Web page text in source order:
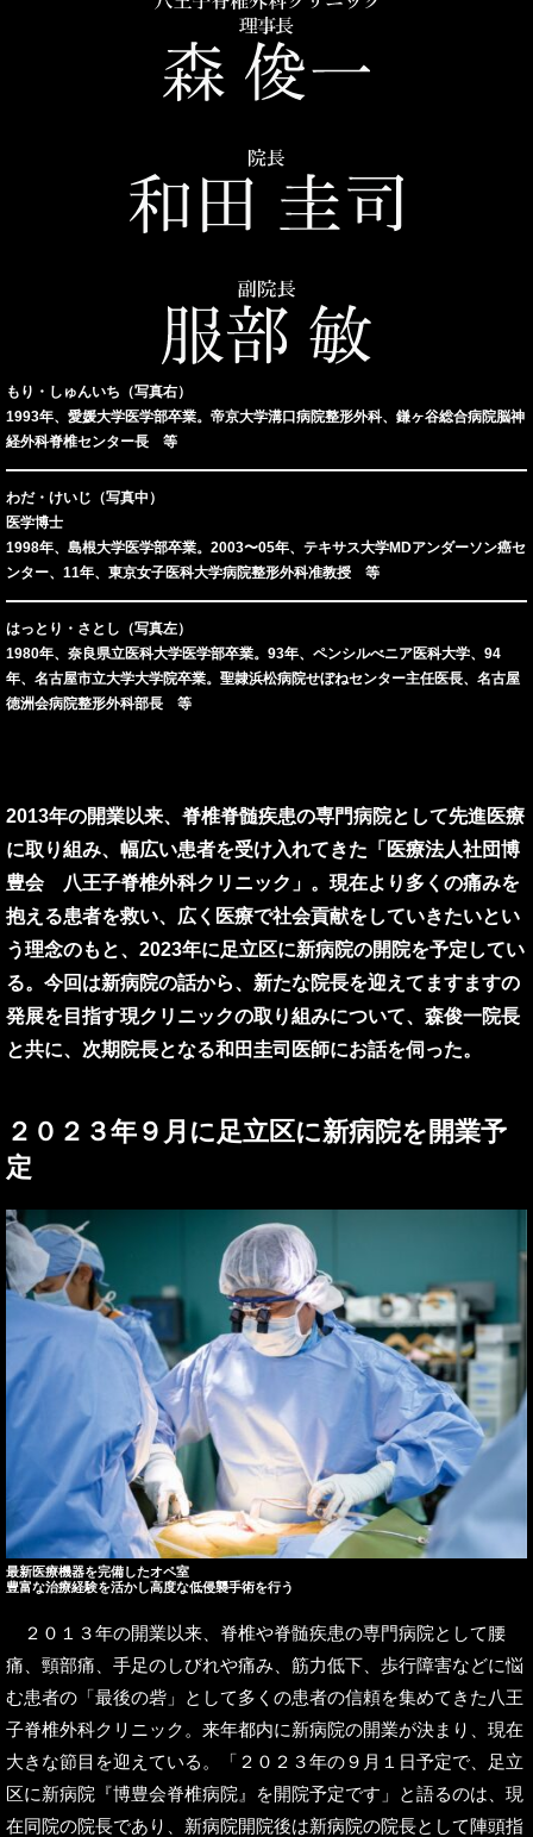
もり・しゅんいち（写真右）
1993年、愛媛大学医学部卒業。帝京大学溝口病院整形外科、鎌ヶ谷総合病院脳神
経外科脊椎センター長 等
わだ・けいじ（写真中）
医学博士
1998年、島根大学医学部卒業。2003〜05年、テキサス大学MDアンダーソン癌セ
ンター、11年、東京女子医科大学病院整形外科准教授 等
はっとり・さとし（写真左）
1980年、奈良県立医科大学医学部卒業。93年、ペンシルべニア医科大学、94
年、名古屋市立大学大学院卒業。聖隷浜松病院せぼねセンター主任医長、名古屋
徳洲会病院整形外科部長 等
2013年の開業以来、脊椎脊髄疾患の専門病院として先進医療
に取り組み、幅広い患者を受け入れてきた「医療法人社団博
豊会 八王子脊椎外科クリニック」。現在より多くの痛みを
抱える患者を救い、広く医療で社会貢献をしていきたいとい
う理念のもと、2023年に足立区に新病院の開院を予定してい
る。今回は新病院の話から、新たな院長を迎えてますますの
発展を目指す現クリニックの取り組みについて、森俊一院長
と共に、次期院長となる和田圭司医師にお話を伺った。
２０２３年９月に足立区に新病院を開業予
定
最新医療機器を完備したオペ室
豊富な治療経験を活かし高度な低侵襲手術を行う
２０１３年の開業以来、脊椎や脊髄疾患の専門病院として腰
痛、頸部痛、手足のしびれや痛み、筋力低下、歩行障害などに悩
む患者の「最後の砦」として多くの患者の信頼を集めてきた八王
子脊椎外科クリニック。来年都内に新病院の開業が決まり、現在
大きな節目を迎えている。「２０２３年の９月１日予定で、足立
区に新病院『博豊会脊椎病院』を開院予定です」と語るのは、現
在同院の院長であり、新病院開院後は新病院の院長として陣頭指